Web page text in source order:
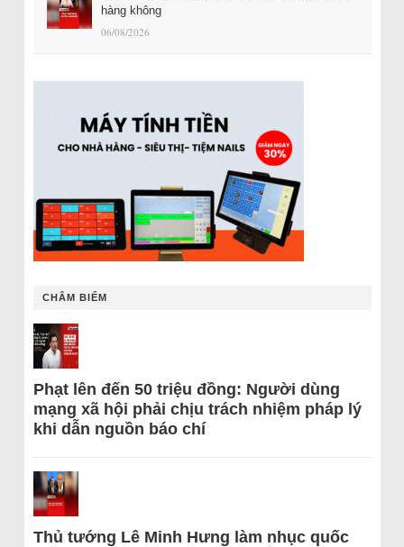
hàng không
06/08/2026
CHÂM BIẾM
Phạt lên đến 50 triệu đồng: Người dùng
mạng xã hội phải chịu trách nhiệm pháp lý
khi dẫn nguồn báo chí
Thủ tướng Lê Minh Hưng làm nhục quốc